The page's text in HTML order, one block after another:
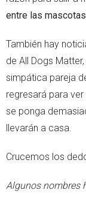
entre las
También hay
de All Dogs
simpática pareja
regresará para
se ponga
llevarán a casa.
Crucemos los
Algunos nombres